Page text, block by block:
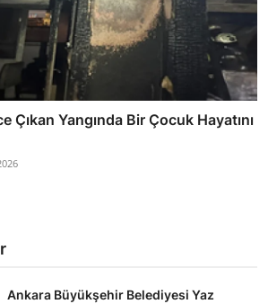
Çıkan Yangında Bir Çocuk Hayatını
Ankara Büyükşehir Belediyesi Yaz